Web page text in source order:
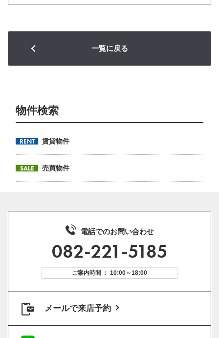
一覧に戻る
物件検索
RENT 賃貸物件
SALE 売買物件
電話でのお問い合わせ
082-221-5185
ご案内時間 ： 10:00～18:00
メールで来店予約